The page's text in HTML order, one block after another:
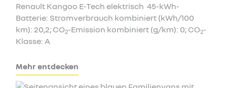
Renault Kangoo E-Tech elektrisch 45-kWh-
Batterie: Stromverbrauch kombiniert (kWh/100
km): 20,2; CO2-Emission kombiniert (g/km): 0; CO2-
Klasse: A
Mehr entdecken